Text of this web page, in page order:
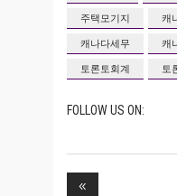
주택모기지
캐
캐나다세무
캐
토론토회계
토
FOLLOW US ON: